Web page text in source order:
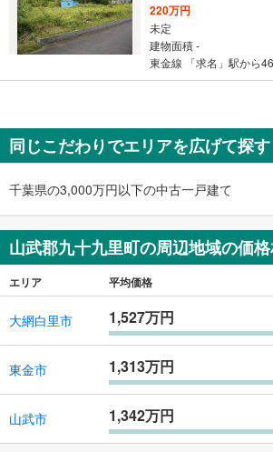
220万円
未定
建物面積 -
東金線 「求名」駅から
山武郡九十九里町藤
45万円
未定
建物面積 -
東金線 「東金」駅 徒歩
同じこだわりでエリアを広げて探す
千葉県の3,000万円以下の中古一戸建て
山武郡九十九里町の周辺地域の価
エリア 平均価格
大網白里市 1,527万円
東金市 1,313万円
山武市 1,342万円